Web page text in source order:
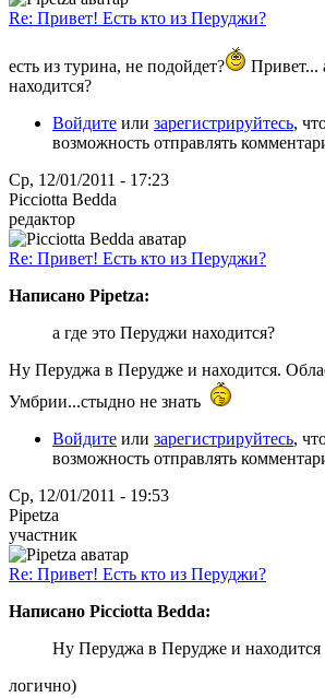
Re: Привет! Есть кто из Перуджи?
есть из турина, не подойдет?
Привет...
находится?
Войдите или зарегистрируйтесь,
возможность отправлять
Ср, 12/01/2011 - 17:23
Picciotta Bedda
редактор
Re: Привет! Есть кто из Перуджи?
Написано Pipetza:
а где это Перуджи находится?
Ну Перуджа в Перудже и находится.
Умбрии...стыдно не знать
Войдите или зарегистрируйтесь,
возможность отправлять
Ср, 12/01/2011 - 19:53
Pipetza
участник
Re: Привет! Есть кто из Перуджи?
Написано Picciotta Bedda:
Ну Перуджа в Перудже и находится
логично)